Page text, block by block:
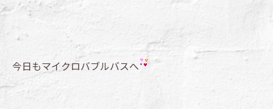
今日もマイクロバブルバスへ